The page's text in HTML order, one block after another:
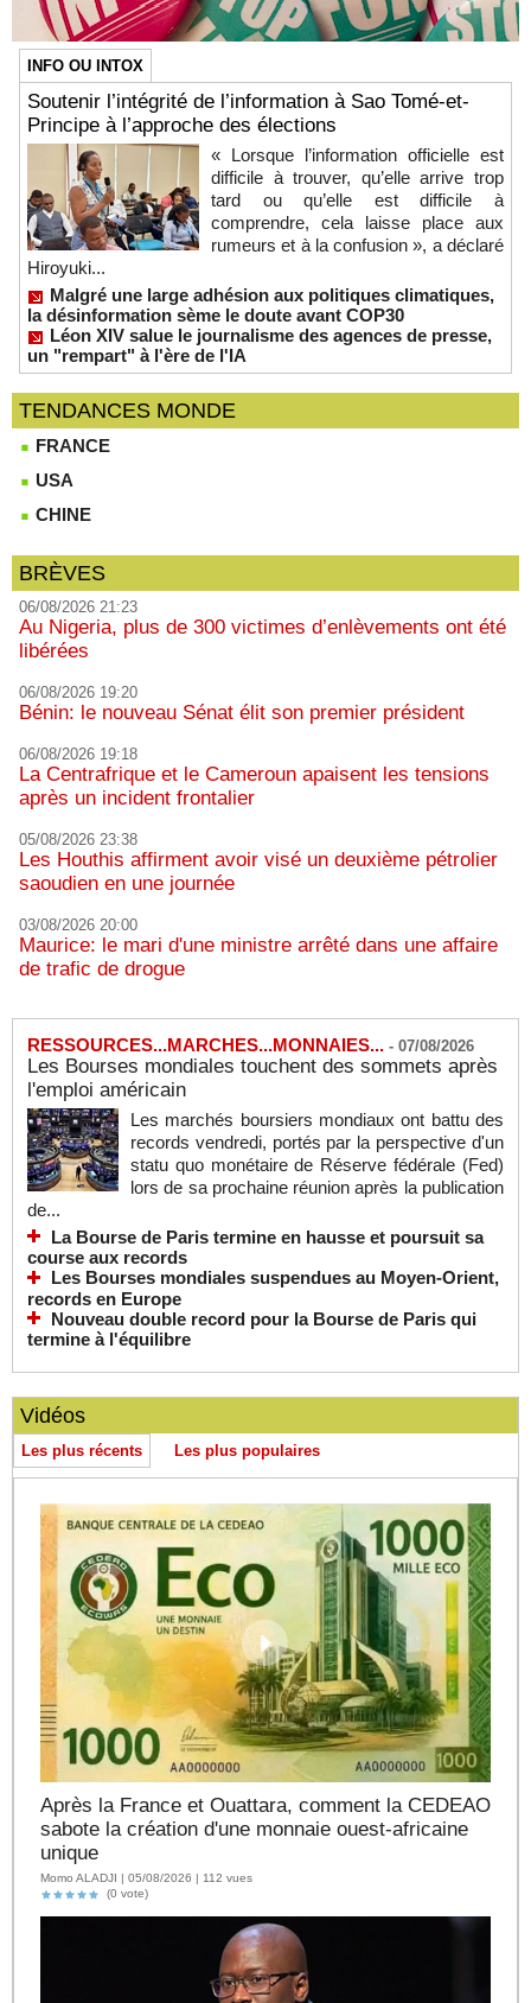
INFO OU INTOX
Soutenir l’intégrité de l’information à Sao Tomé-et-
Principe à l’approche des élections
« Lorsque l’information officielle est
difficile à trouver, qu’elle arrive trop
tard ou qu’elle est difficile à
comprendre, cela laisse place aux
rumeurs et à la confusion », a déclaré
Hiroyuki...
Malgré une large adhésion aux politiques climatiques,
la désinformation sème le doute avant COP30
Léon XIV salue le journalisme des agences de presse,
un "rempart" à l'ère de l'IA
TENDANCES MONDE
FRANCE
USA
CHINE
BRÈVES
06/08/2026 21:23
Au Nigeria, plus de 300 victimes d’enlèvements ont été
libérées
06/08/2026 19:20
Bénin: le nouveau Sénat élit son premier président
06/08/2026 19:18
La Centrafrique et le Cameroun apaisent les tensions
après un incident frontalier
05/08/2026 23:38
Les Houthis affirment avoir visé un deuxième pétrolier
saoudien en une journée
03/08/2026 20:00
Maurice: le mari d'une ministre arrêté dans une affaire
de trafic de drogue
RESSOURCES...MARCHES...MONNAIES... - 07/08/2026
Les Bourses mondiales touchent des sommets après
l'emploi américain
Les marchés boursiers mondiaux ont battu des
records vendredi, portés par la perspective d'un
statu quo monétaire de Réserve fédérale (Fed)
lors de sa prochaine réunion après la publication
de...
La Bourse de Paris termine en hausse et poursuit sa
course aux records
Les Bourses mondiales suspendues au Moyen-Orient,
records en Europe
Nouveau double record pour la Bourse de Paris qui
termine à l'équilibre
Vidéos
Les plus récents Les plus populaires
Après la France et Ouattara, comment la CEDEAO
sabote la création d'une monnaie ouest-africaine
unique
Momo ALADJI | 05/08/2026 | 112 vues
(0 vote)